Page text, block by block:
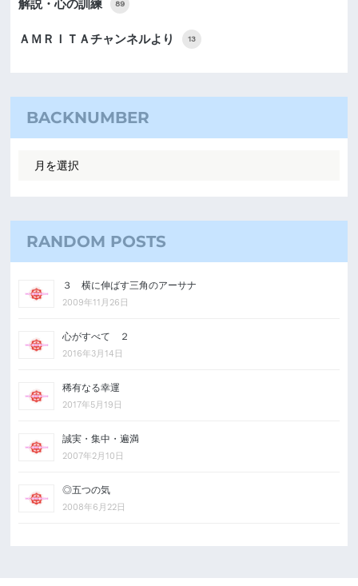
解説・心の訓練 89
ＡＭＲＩＴＡチャンネルより 13
BACKNUMBER
RANDOM POSTS
３ 横に伸ばす三角のアーサナ
2009年11月26日
心がすべて ２
2016年3月14日
稀有なる幸運
2017年5月19日
誠実・集中・遍満
2007年2月10日
◎五つの気
2008年6月22日